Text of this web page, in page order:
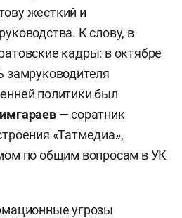
жесткий и
К слову, в
кадры: в октябре
замруководителя
политики был
— соратник
«Татмедиа»,
по общим вопросам в УК
угрозы